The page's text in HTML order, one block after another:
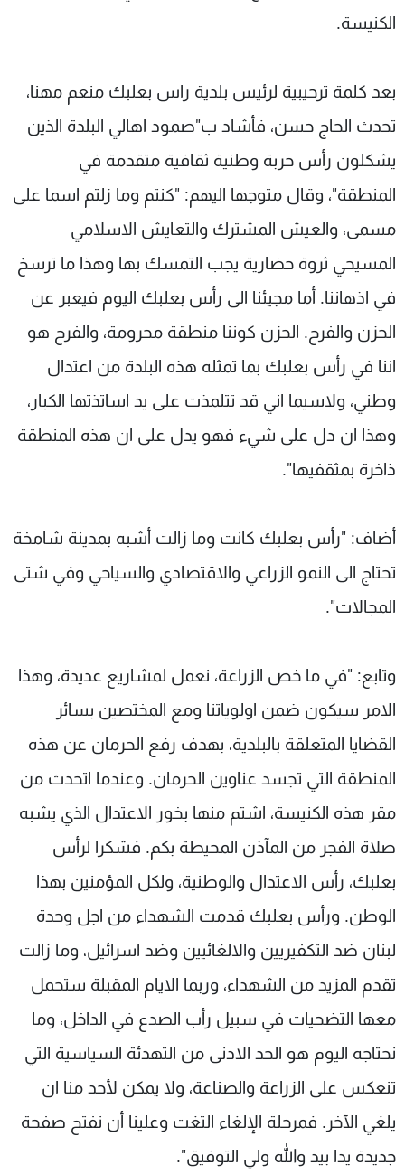
الكنيسة.
بعد كلمة ترحيبية لرئيس بلدية راس بعلبك منعم مهنا،
تحدث الحاج حسن، فأشاد ب"صمود اهالي البلدة الذين
يشكلون رأس حربة وطنية ثقافية متقدمة في
المنطقة"، وقال متوجها اليهم: "كنتم وما زلتم اسما على
مسمى، والعيش المشترك والتعايش الاسلامي
المسيحي ثروة حضارية يجب التمسك بها وهذا ما ترسخ
في اذهاننا. أما مجيئنا الى رأس بعلبك اليوم فيعبر عن
الحزن والفرح. الحزن كوننا منطقة محرومة، والفرح هو
اننا في رأس بعلبك بما تمثله هذه البلدة من اعتدال
وطني، ولاسيما اني قد تتلمذت على يد اساتذتها الكبار،
وهذا ان دل على شيء فهو يدل على ان هذه المنطقة
ذاخرة بمثقفيها".
أضاف: "رأس بعلبك كانت وما زالت أشبه بمدينة شامخة
تحتاج الى النمو الزراعي والاقتصادي والسياحي وفي شتى
المجالات".
وتابع: "في ما خص الزراعة، نعمل لمشاريع عديدة، وهذا
الامر سيكون ضمن اولوياتنا ومع المختصين بسائر
القضايا المتعلقة بالبلدية، بهدف رفع الحرمان عن هذه
المنطقة التي تجسد عناوين الحرمان. وعندما اتحدث من
مقر هذه الكنيسة، اشتم منها بخور الاعتدال الذي يشبه
صلاة الفجر من المآذن المحيطة بكم. فشكرا لرأس
بعلبك، رأس الاعتدال والوطنية، ولكل المؤمنين بهذا
الوطن. ورأس بعلبك قدمت الشهداء من اجل وحدة
لبنان ضد التكفيريين والالغائيين وضد اسرائيل، وما زالت
تقدم المزيد من الشهداء، وربما الايام المقبلة ستحمل
معها التضحيات في سبيل رأب الصدع في الداخل، وما
نحتاجه اليوم هو الحد الادنى من التهدئة السياسية التي
تنعكس على الزراعة والصناعة، ولا يمكن لأحد منا ان
يلغي الآخر. فمرحلة الإلغاء التغت وعلينا أن نفتح صفحة
جديدة يدا بيد والله ولي التوفيق".